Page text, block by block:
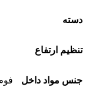
دسته
تنظیم ارتفاع
جنس مواد داخل